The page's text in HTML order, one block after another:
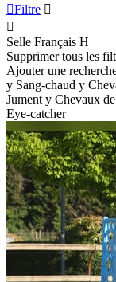
Filtre 

Selle Français H
Supprimer tous les
Ajouter une
y Sang-chaud y
Jument y Chevaux
Eye-catcher